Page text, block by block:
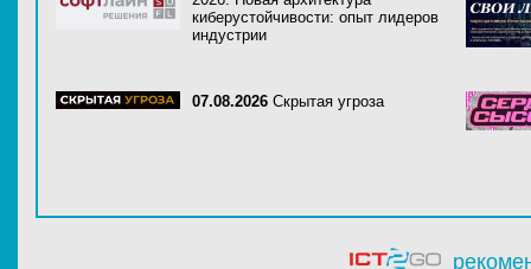
киберустойчивости: опыт лидеров
индустрии
07.08.2026 Скрытая угроза